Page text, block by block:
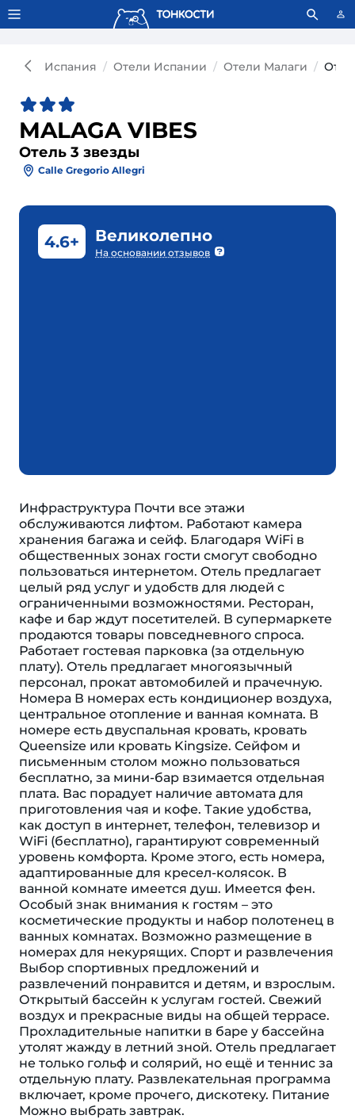
Тонкости используют сookie-файлы. Что это значит?
Испания Отели Испании Отели Малаги
MALAGA VIBES
Отель 3 звезды
Calle Gregorio Allegri
4.6+ Великолепно
На основании отзывов
Инфраструктура Почти все этажи
обслуживаются лифтом. Работают камера
хранения багажа и сейф. Благодаря WiFi в
общественных зонах гости смогут свободно
пользоваться интернетом. Отель предлагает
целый ряд услуг и удобств для людей с
ограниченными возможностями. Ресторан,
кафе и бар ждут посетителей. В супермаркете
продаются товары повседневного спроса.
Работает гостевая парковка (за отдельную
плату). Отель предлагает многоязычный
персонал, прокат автомобилей и прачечную.
Номера В номерах есть кондиционер воздуха,
центральное отопление и ванная комната. В
номере есть двуспальная кровать, кровать
Queensize или кровать Kingsize. Сейфом и
письменным столом можно пользоваться
бесплатно, за мини-бар взимается отдельная
плата. Вас порадует наличие автомата для
приготовления чая и кофе. Такие удобства,
как доступ в интернет, телефон, телевизор и
WiFi (бесплатно), гарантируют современный
уровень комфорта. Кроме этого, есть номера,
адаптированные для кресел-колясок. В
ванной комнате имеется душ. Имеется фен.
Особый знак внимания к гостям – это
косметические продукты и набор полотенец в
ванных комнатах. Возможно размещение в
номерах для некурящих. Спорт и развлечения
Выбор спортивных предложений и
развлечений понравится и детям, и взрослым.
Открытый бассейн к услугам гостей. Свежий
воздух и прекрасные виды на общей террасе.
Прохладительные напитки в баре у бассейна
утолят жажду в летний зной. Отель предлагает
не только гольф и солярий, но ещё и теннис за
отдельную плату. Развлекательная программа
включает, кроме прочего, дискотеку. Питание
Можно выбрать завтрак.